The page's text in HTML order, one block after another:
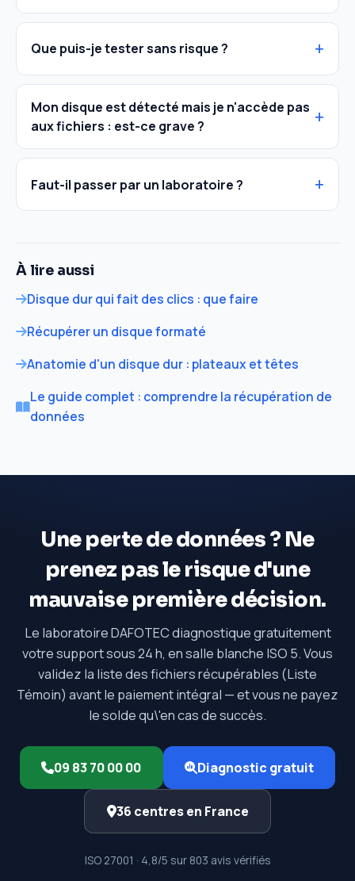
Que puis-je tester sans risque ?
Mon disque est détecté mais je n'accède pas
aux fichiers : est-ce grave ?
Faut-il passer par un laboratoire ?
À lire aussi
Disque dur qui fait des clics : que faire
Récupérer un disque formaté
Anatomie d'un disque dur : plateaux et têtes
Le guide complet : comprendre la récupération de
données
Une perte de données ? Ne
prenez pas le risque d'une
mauvaise première décision.
Le laboratoire DAFOTEC diagnostique gratuitement
votre support sous 24 h, en salle blanche ISO 5. Vous
validez la liste des fichiers récupérables (Liste
Témoin) avant le paiement intégral — et vous ne payez
le solde qu\'en cas de succès.
09 83 70 00 00 Diagnostic gratuit
36 centres en France
ISO 27001 · 4,8/5 sur 803 avis vérifiés